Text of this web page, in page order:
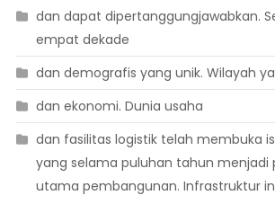
dan dapat dipertanggungjawabkan.
empat dekade
dan demografis yang unik. Wilayah
dan ekonomi. Dunia usaha
dan fasilitas logistik telah membuka
yang selama puluhan tahun menjadi
utama pembangunan. Infrastruktur